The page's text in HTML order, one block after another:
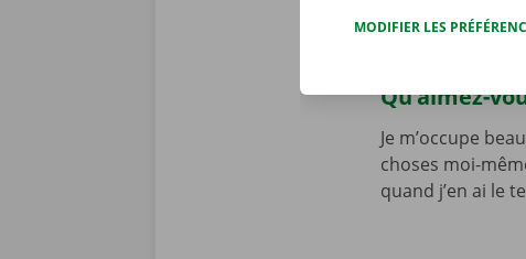
Qu’aimez-
Je m’occupe
choses moi-
quand j’en ai le
MODIFIER LES